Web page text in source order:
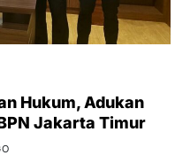
Hukum, Adukan
Jakarta Timur